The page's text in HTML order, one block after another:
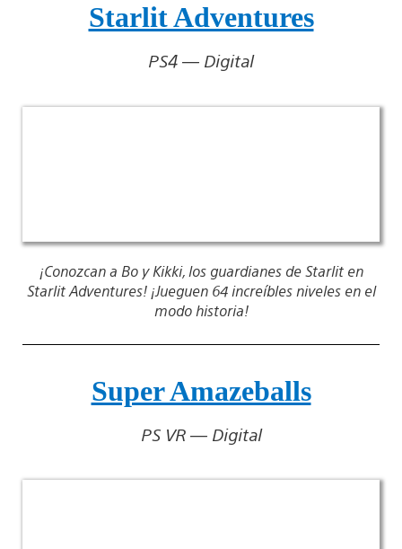
Starlit Adventures
PS4 — Digital
¡Conozcan a Bo y Kikki, los guardianes de Starlit en
Starlit Adventures! ¡Jueguen 64 increíbles niveles en el
modo historia!
Super Amazeballs
PS VR — Digital